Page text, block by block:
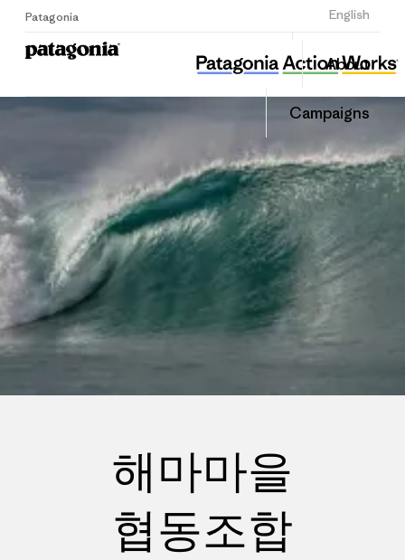
Patagonia English
Sign Up
About
Campaigns
해마마을협동조합
Share
this
Share
on
해마마을
협동조합